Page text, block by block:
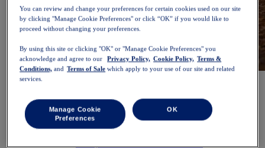
Em destaque
Novidades
Mais vendidos
You can review and change your preferences for certain cookies used on our site
by clicking "Manage Cookie Preferences" or click “OK” if you would like to
proceed without changing your preferences.
By using this site or clicking "OK" or "Manage Cookie Preferences" you
acknowledge and agree to our
Privacy Policy, Cookie Policy, Terms &
Conditions, and Terms of Sale which apply to your use of our site and related
services.
Manage Cookie
Preferences
OK